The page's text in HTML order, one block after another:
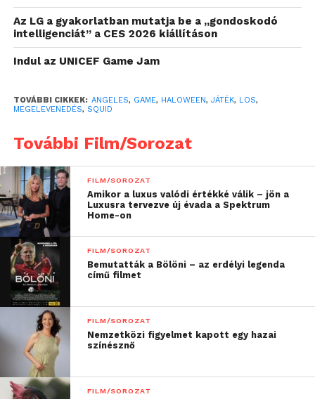
A Netflix odafigyelt, hogy mindenki valamilyen
szuvenírrel távozzon a helyszínről, ahol a sorozatból
folyamat és még sok más elem látható és
kipróbálható volt. Az eseményt természetesen
műsorban. Ha te is szereted a sorozatot,
figurákra mindenképp érdemes odafigyelned.
Forrás: Gamestar
Az LG a gyakorlatban mutatja be a „gondoskodó
intelligenciát” a CES 2026 kiállításon
Indul az UNICEF Game Jam
TOVÁBBI CIKKEK: ANGELES, GAME, HALOWEEN, JÁTÉK, LOS,
MEGELEVENEDÉS, SQUID
További Film/Sorozat
FILM/SOROZAT
Amikor a luxus valódi értékké válik – jön a
Luxusra tervezve új évada a Spektrum
Home-on
FILM/SOROZAT
Bemutatták a Bölöni – az erdélyi legenda
című filmet
FILM/SOROZAT
Nemzetközi figyelmet kapott egy hazai
színésznő
FILM/SOROZAT